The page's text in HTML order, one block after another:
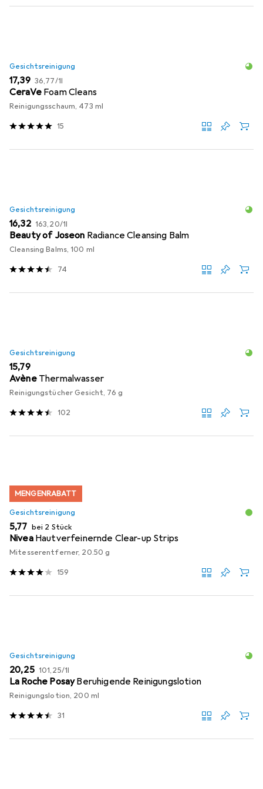
Gesichtsreinigung
EUR
17,39 EUR
36,77/1l
CeraVe Foam Cleans
Reinigungsschaum, 473 ml
15
Gesichtsreinigung
EUR
16,32 EUR
163,20/1l
Beauty of Joseon Radiance Cleansing Balm
Cleansing Balms, 100 ml
74
Gesichtsreinigung
EUR
15,79
Avène Thermalwasser
Reinigungstücher Gesicht, 76 g
102
MENGENRABATT
Gesichtsreinigung
EUR
5,77 bei 2 Stück
Nivea Hautverfeinernde Clear-up Strips
Mitesserentferner, 20.50 g
159
Gesichtsreinigung
EUR
20,25 EUR
101,25/1l
La Roche PosayBeruhigende Reinigungslotion
Reinigungslotion, 200 ml
31